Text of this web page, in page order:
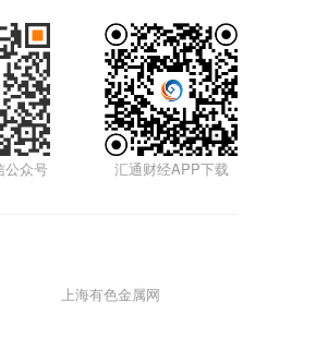
汇通财经APP下载
公众号
上海有色金属网